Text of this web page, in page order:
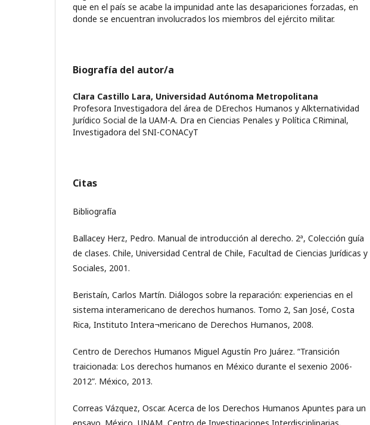
que en el país se acabe la impunidad ante las desapariciones forzadas, en
donde se encuentran involucrados los miembros del ejército militar.
Biografía del autor/a
Clara Castillo Lara, Universidad Autónoma Metropolitana
Profesora Investigadora del área de DErechos Humanos y Alkternatividad
Jurídico Social de la UAM-A. Dra en Ciencias Penales y Política CRiminal,
Investigadora del SNI-CONACyT
Citas
Bibliografía
Ballacey Herz, Pedro. Manual de introducción al derecho. 2ª, Colección guía
de clases. Chile, Universidad Central de Chile, Facultad de Ciencias Jurídicas y
Sociales, 2001.
Beristaín, Carlos Martín. Diálogos sobre la reparación: experiencias en el
sistema interamericano de derechos humanos. Tomo 2, San José, Costa
Rica, Instituto Intera¬mericano de Derechos Humanos, 2008.
Centro de Derechos Humanos Miguel Agustín Pro Juárez. “Transición
traicionada: Los derechos humanos en México durante el sexenio 2006-
2012”. México, 2013.
Correas Vázquez, Oscar. Acerca de los Derechos Humanos Apuntes para un